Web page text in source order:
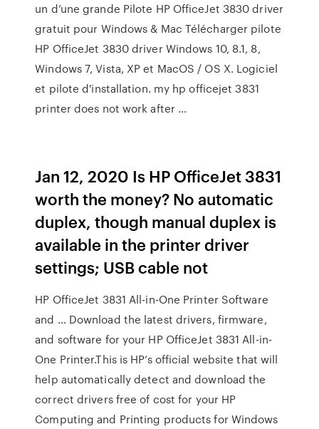
un d’une grande Pilote HP OfficeJet 3830 driver
gratuit pour Windows & Mac Télécharger pilote
HP OfficeJet 3830 driver Windows 10, 8.1, 8,
Windows 7, Vista, XP et MacOS / OS X. Logiciel
et pilote d'installation. my hp officejet 3831
printer does not work after …
Jan 12, 2020 Is HP OfficeJet 3831
worth the money? No automatic
duplex, though manual duplex is
available in the printer driver
settings; USB cable not
HP OfficeJet 3831 All-in-One Printer Software
and … Download the latest drivers, firmware,
and software for your HP OfficeJet 3831 All-in-
One Printer.This is HP’s official website that will
help automatically detect and download the
correct drivers free of cost for your HP
Computing and Printing products for Windows